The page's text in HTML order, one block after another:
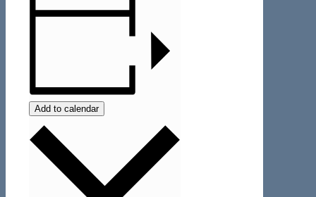
Add to calendar